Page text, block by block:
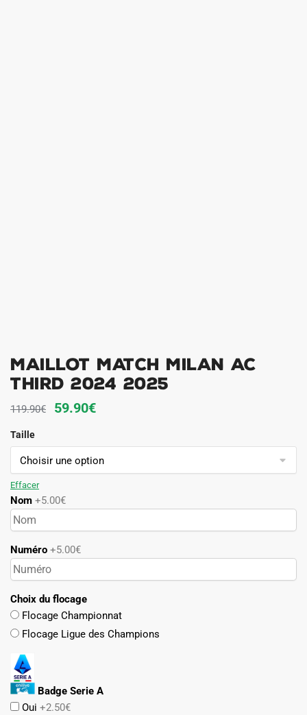
Maillot Match Milan AC
Third 2024 2025
119.90€
Le
initial
était :
59.90€Le
actuel
est :
Taille
Effacer
Nom +5.00€
Numéro +5.00€
Choix du flocage
Flocage Championnat
Flocage Ligue des Champions
Badge Serie A
Oui +2.50€